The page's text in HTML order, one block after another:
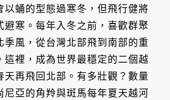
以蛹的型態過寒冬，但飛行健將
避寒。每年入冬之前，喜歡群聚
季風，從台灣北部飛到南部的重
這裡，成為世界最穩定的二個越
天再飛回北部。有多壯觀？數量
尼亞的角羚與斑馬每年夏天越河